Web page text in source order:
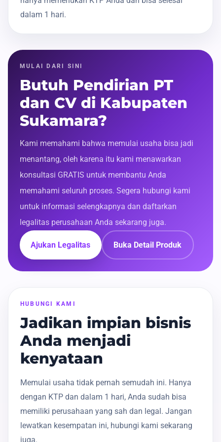
dalam 1 hari.
MULAI DARI SINI
Butuh Pendirian PT
dan CV di Kabupaten
Sukamara?
Kami memahami bahwa memulai usaha bisa jadi
menantang, oleh karena itu kami menawarkan
konsultasi GRATIS untuk membantu Anda
memahami seluruh proses. Segera hubungi kami
untuk informasi selengkapnya dan daftarkan
legalitas perusahaan Anda sekarang juga.
Ajukan Legalitas Buka Detail Produk
HUBUNGI KAMI
Jadikan impian bisnis
Anda menjadi
kenyataan
Memulai usaha tidak pernah semudah ini. Hanya
dengan KTP dan dalam 1 hari, Anda sudah bisa
memiliki perusahaan yang sah dan legal. Jangan
lewatkan kesempatan ini, hubungi kami sekarang
juga.